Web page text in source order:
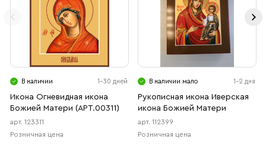
В наличии 1-30 дней
Икона Огневидная икона
Божией Матери (АРТ.00311)
арт. 123311
Розничная цена
В наличии мало 1-2 дня
Рукописная икона Иверская
икона Божией Матери
арт. 112399
Розничная цена